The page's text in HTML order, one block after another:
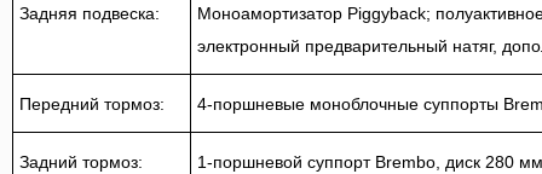
Задняя подвеска: Моноамортизатор Piggyback;
электронный предварительный натяг,
Передний тормоз: 4-поршневые моноблочные суппорты
Задний тормоз: 1-поршневой суппорт Brembo, диск 280